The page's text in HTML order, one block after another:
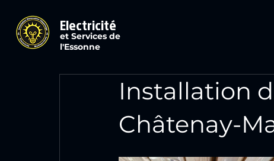
Electricité
et Services de
l'Essonne
Installation
Châtenay-